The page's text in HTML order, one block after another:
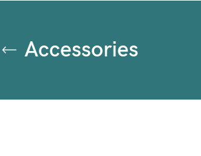
Accessories